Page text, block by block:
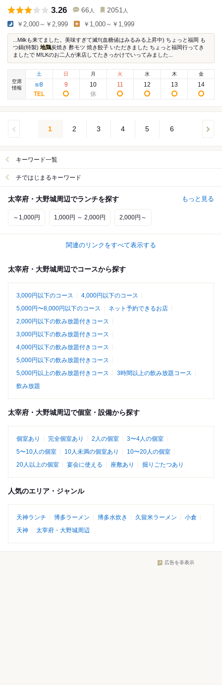
3.26 66 人 2051 人
￥2,000～￥2,999 ￥1,000～￥1,999
...Milkも来てました。美味すぎて滅!!(血糖値はみるみる上昇中) ちょっと福岡 も
つ鍋(特製) 地鶏炭焼き 酢モツ 焼き餃子 いただきました ちょっと福岡行ってき
ましたで M!LKのお二人が来店してたきっかけでいってみました...
空席
情報
土
8/8
日
9
月
10
火
11
水
12
木
13
金
14
1 2 3 4 5 6
キーワード一覧
チではじまるキーワード
太宰府・大野城周辺でランチを探す もっと見る
～1,000円 1,000円 ～ 2,000円 2,000円～
関連のリンクをすべて表示する
太宰府・大野城周辺でコースから探す
3,000円以下のコース
4,000円以下のコース
5,000円〜8,000円以下のコース
ネット予約できるお店
2,000円以下の飲み放題付きコース
3,000円以下の飲み放題付きコース
4,000円以下の飲み放題付きコース
5,000円以下の飲み放題付きコース
5,000円以上の飲み放題付きコース
3時間以上の飲み放題コース
飲み放題
太宰府・大野城周辺で個室・設備から探す
個室あり 完全個室あり 2人の個室
3〜4人の個室
5〜10人の個室
10人未満の個室あり
10〜20人の個室
20人以上の個室
宴会に使える 座敷あり 掘りごたつあり
人気のエリア・ジャンル
天神ランチ 博多ラーメン 博多水炊き 久留米ラーメン
小倉
天神
太宰府・大野城周辺
広告を非表示